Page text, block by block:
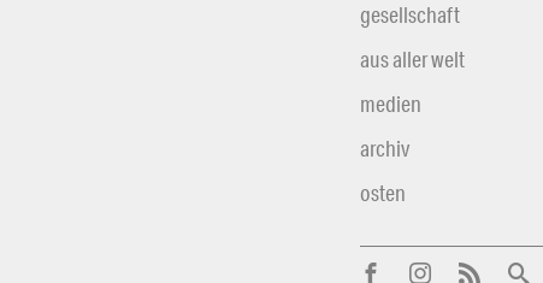
gesellschaft
aus aller welt
medien
archiv
osten